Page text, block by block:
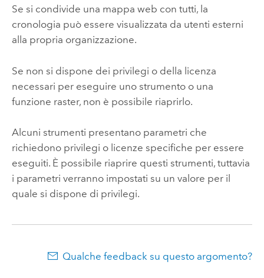
Se si condivide una mappa web con tutti, la
cronologia può essere visualizzata da utenti esterni
alla propria organizzazione.
Se non si dispone dei privilegi o della licenza
necessari per eseguire uno strumento o una
funzione raster, non è possibile riaprirlo.
Alcuni strumenti presentano parametri che
richiedono privilegi o licenze specifiche per essere
eseguiti. È possibile riaprire questi strumenti, tuttavia
i parametri verranno impostati su un valore per il
quale si dispone di privilegi.
Qualche feedback su questo argomento?